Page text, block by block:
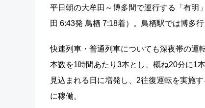
平日朝の大牟田～博多間で運行する「有明
田 6:43発 鳥栖 7:18着）。鳥栖駅では博多
快速列車・普通列車についても深夜帯の運
本数を1時間あたり3本とし、概ね20分に1
見込まれる日に増発し、2往復運転を実施
に稼働。